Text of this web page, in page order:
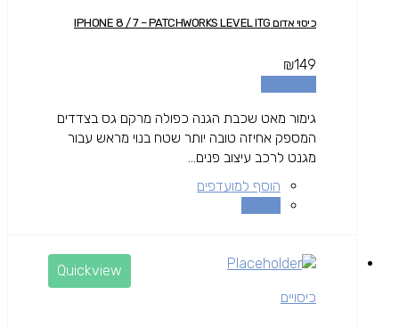
כיסוי אדום IPHONE 8 / 7 – PATCHWORKS LEVEL ITG
₪149
גימור מאט שכבת הגנה כפולה מרקם גס בצדדים
המספק אחיזה טובה יותר שטח בנוי מראש עבור
מגנט לרכב עיצוב פנים...
הוסף למועדפים
Quickview
כיסויים